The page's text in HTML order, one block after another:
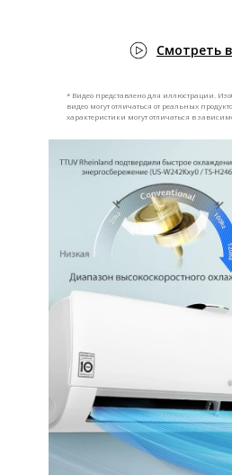
* Видео представлено для иллюстрации.
видео могут отличаться от реальных
характеристики могут отличаться в
Смотреть